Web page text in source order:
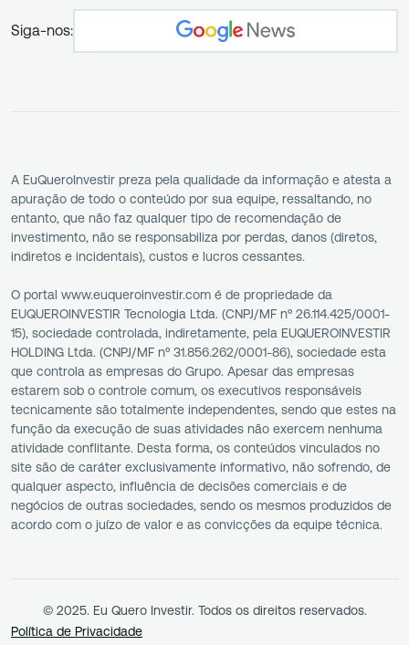
Siga-nos:
A EuQueroInvestir preza pela qualidade da informação e atesta a
apuração de todo o conteúdo por sua equipe, ressaltando, no
entanto, que não faz qualquer tipo de recomendação de
investimento, não se responsabiliza por perdas, danos (diretos,
indiretos e incidentais), custos e lucros cessantes.
O portal www.euqueroinvestir.com é de propriedade da
EUQUEROINVESTIR Tecnologia Ltda. (CNPJ/MF nº 26.114.425/0001-
15), sociedade controlada, indiretamente, pela EUQUEROINVESTIR
HOLDING Ltda. (CNPJ/MF nº 31.856.262/0001-86), sociedade esta
que controla as empresas do Grupo. Apesar das empresas
estarem sob o controle comum, os executivos responsáveis
tecnicamente são totalmente independentes, sendo que estes na
função da execução de suas atividades não exercem nenhuma
atividade conflitante. Desta forma, os conteúdos vinculados no
site são de caráter exclusivamente informativo, não sofrendo, de
qualquer aspecto, influência de decisões comerciais e de
negócios de outras sociedades, sendo os mesmos produzidos de
acordo com o juízo de valor e as convicções da equipe técnica.
© 2025. Eu Quero Investir. Todos os direitos reservados.
Política de Privacidade